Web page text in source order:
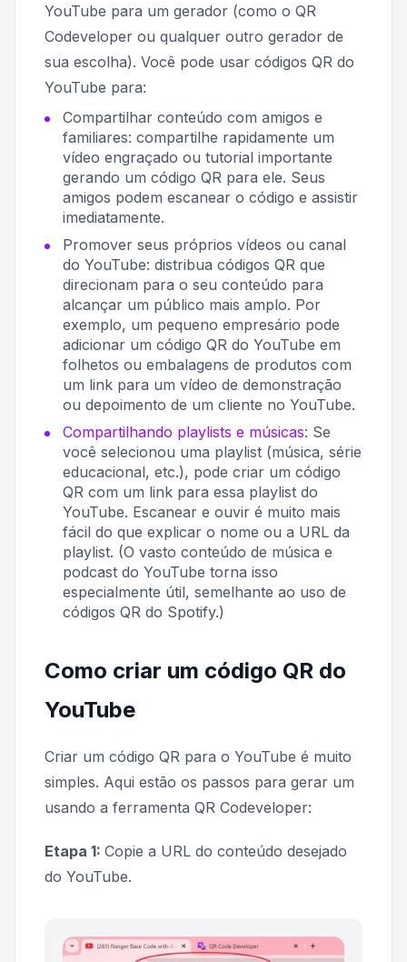
YouTube para um gerador (como o QR
Codeveloper ou qualquer outro gerador de
sua escolha). Você pode usar códigos QR do
YouTube para:
Compartilhar conteúdo com amigos e
familiares: compartilhe rapidamente um
vídeo engraçado ou tutorial importante
gerando um código QR para ele. Seus
amigos podem escanear o código e assistir
imediatamente.
Promover seus próprios vídeos ou canal
do YouTube: distribua códigos QR que
direcionam para o seu conteúdo para
alcançar um público mais amplo. Por
exemplo, um pequeno empresário pode
adicionar um código QR do YouTube em
folhetos ou embalagens de produtos com
um link para um vídeo de demonstração
ou depoimento de um cliente no YouTube.
Compartilhando playlists e músicas: Se
você selecionou uma playlist (música, série
educacional, etc.), pode criar um código
QR com um link para essa playlist do
YouTube. Escanear e ouvir é muito mais
fácil do que explicar o nome ou a URL da
playlist. (O vasto conteúdo de música e
podcast do YouTube torna isso
especialmente útil, semelhante ao uso de
códigos QR do Spotify.)
Como criar um código QR do
YouTube
Criar um código QR para o YouTube é muito
simples. Aqui estão os passos para gerar um
usando a ferramenta QR Codeveloper:
Etapa 1: Copie a URL do conteúdo desejado
do YouTube.